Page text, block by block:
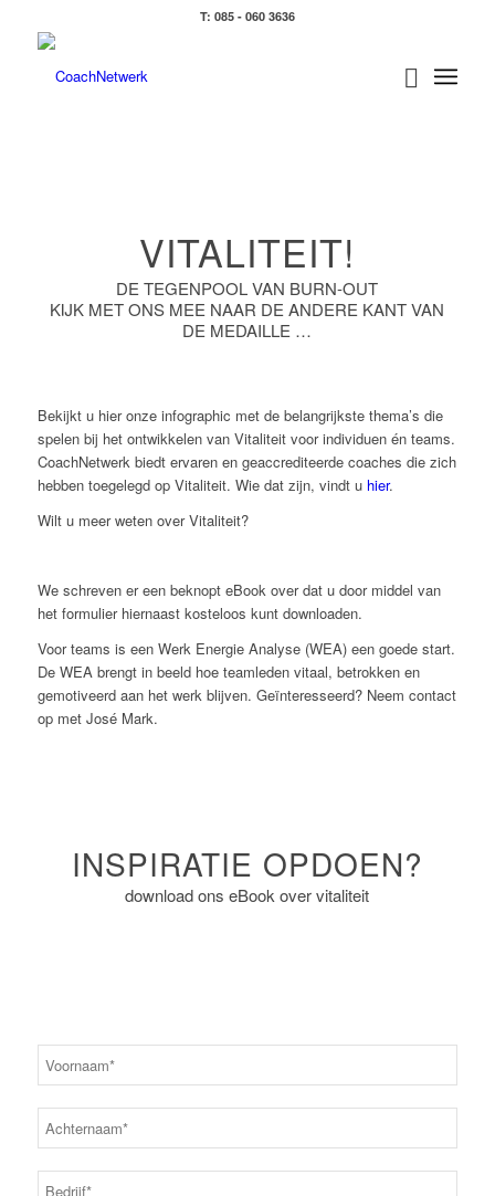
T: 085 - 060 3636
VITALITEIT!
DE TEGENPOOL VAN BURN-OUT
KIJK MET ONS MEE NAAR DE ANDERE KANT VAN
DE MEDAILLE …
Bekijkt u hier onze infographic met de belangrijkste thema’s die
spelen bij het ontwikkelen van Vitaliteit voor individuen én teams.
CoachNetwerk biedt ervaren en geaccrediteerde coaches die zich
hebben toegelegd op Vitaliteit. Wie dat zijn, vindt u hier.
Wilt u meer weten over Vitaliteit?
We schreven er een beknopt eBook over dat u door middel van
het formulier hiernaast kosteloos kunt downloaden.
Voor teams is een Werk Energie Analyse (WEA) een goede start.
De WEA brengt in beeld hoe teamleden vitaal, betrokken en
gemotiveerd aan het werk blijven. Geïnteresseerd? Neem contact
op met José Mark.
INSPIRATIE OPDOEN?
download ons eBook over vitaliteit